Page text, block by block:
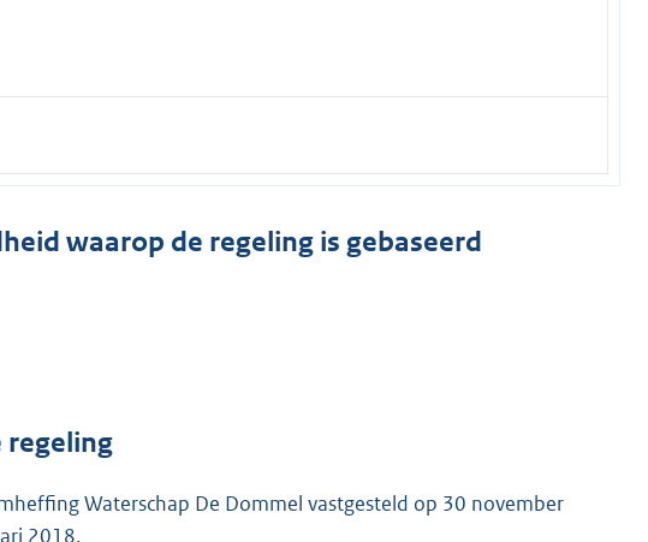
waarop de regeling is gebaseerd
Waterschap De Dommel vastgesteld op 30 november
2018.